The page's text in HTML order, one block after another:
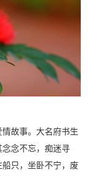
故事。大名府书生
念不忘，痴迷寻
只，坐卧不宁，废